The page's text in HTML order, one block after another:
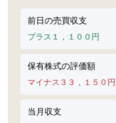
前日の売買収支
プラス１，１００円
保有株式の評価額
マイナス３３，１５０円
当月収支